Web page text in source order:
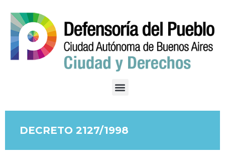
DECRETO 2127/1998